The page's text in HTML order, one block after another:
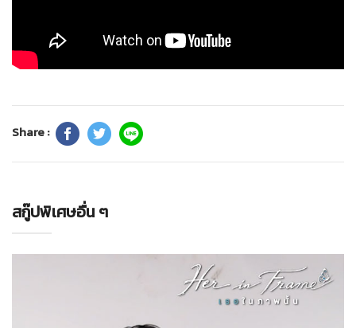
Share :
สกู๊ปพิเศษอื่น ๆ